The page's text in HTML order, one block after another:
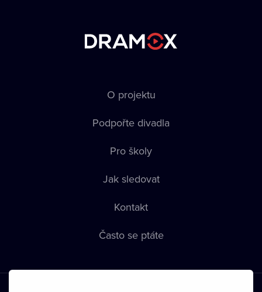
O projektu
Podpořte divadla
Pro školy
Jak sledovat
Kontakt
Často se ptáte